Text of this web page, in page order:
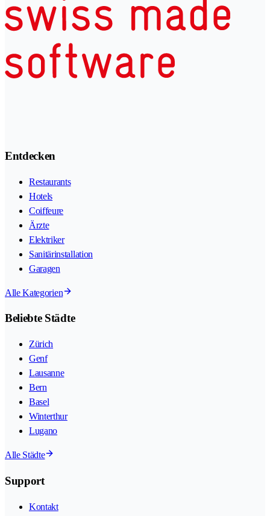
Entdecken
Restaurants
Hotels
Coiffeure
Ärzte
Elektriker
Sanitärinstallation
Garagen
Alle Kategorien
Beliebte Städte
Zürich
Genf
Lausanne
Bern
Basel
Winterthur
Lugano
Alle Städte
Support
Kontakt